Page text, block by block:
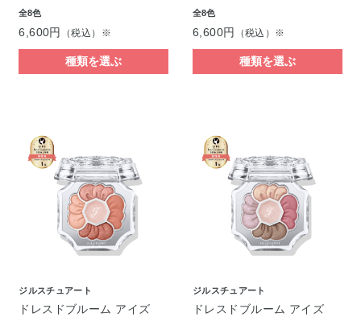
全8色
6,600円 （税込）※
種類を選ぶ
全8色
6,600円 （税込）※
種類を選ぶ
ジルスチュアート
ドレスドブルーム アイズ
ジルスチュアート
ドレスドブルーム アイズ